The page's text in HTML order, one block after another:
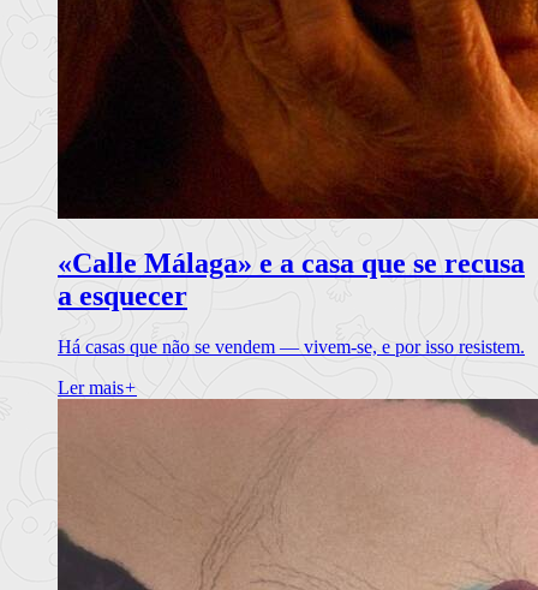
«Calle Málaga» e a casa que se recusa
a esquecer
Há casas que não se vendem — vivem-se, e por isso resistem.
Ler mais+